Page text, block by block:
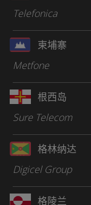
Telefonica
柬埔寨
Metfone
根西岛
Sure Telecom
格林纳达
Digicel Group
格陵兰